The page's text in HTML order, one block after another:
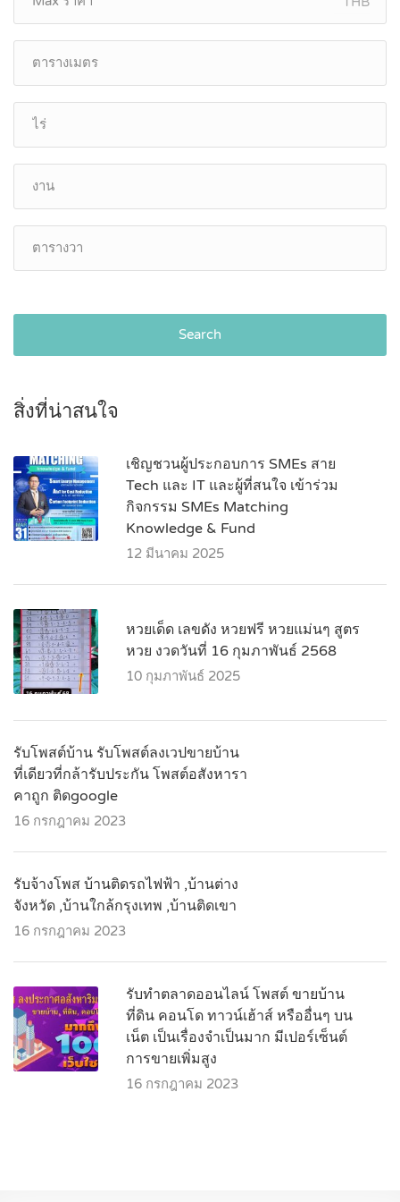
Search
สิ่งที่น่าสนใจ
เชิญชวนผู้ประกอบการ SMEs สาย
Tech และ IT และผู้ที่สนใจ เข้าร่วม
กิจกรรม SMEs Matching
Knowledge & Fund
12 มีนาคม 2025
หวยเด็ด เลขดัง หวยฟรี หวยแม่นๆ สูตร
หวย งวดวันที่ 16 กุมภาพันธ์ 2568
10 กุมภาพันธ์ 2025
รับโพสต์บ้าน รับโพสต์ลงเวปขายบ้าน
ที่เดียวที่กล้ารับประกัน โพสต์อสังหารา
คาถูก ติดgoogle
16 กรกฎาคม 2023
รับจ้างโพส บ้านติดรถไฟฟ้า ,บ้านต่าง
จังหวัด ,บ้านใกล้กรุงเทพ ,บ้านติดเขา
16 กรกฎาคม 2023
รับทำตลาดออนไลน์ โพสต์ ขายบ้าน
ที่ดิน คอนโด ทาวน์เฮ้าส์ หรืออื่นๆ บน
เน็ต เป็นเรื่องจำเป็นมาก มีเปอร์เซ็นต์
การขายเพิ่มสูง
16 กรกฎาคม 2023